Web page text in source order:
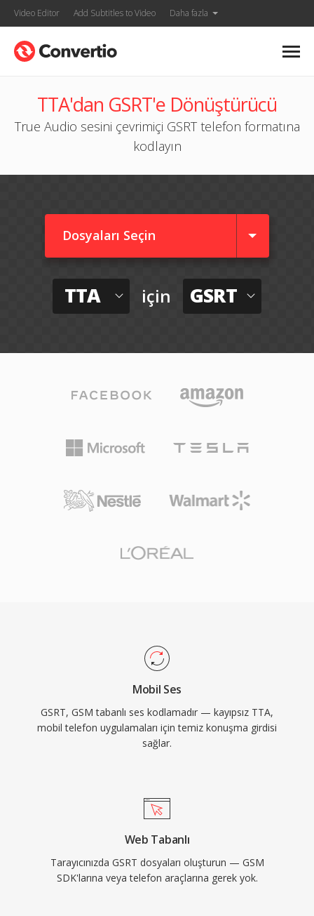
Video Editor Add Subtitles to Video Daha fazla
TTA'dan GSRT'e Dönüştürücü
True Audio sesini çevrimiçi GSRT telefon formatına
kodlayın
Dosyaları Seçin
TTA için GSRT
Mobil Ses
GSRT, GSM tabanlı ses kodlamadır — kayıpsız TTA,
mobil telefon uygulamaları için temiz konuşma girdisi
sağlar.
Web Tabanlı
Tarayıcınızda GSRT dosyaları oluşturun — GSM
SDK'larına veya telefon araçlarına gerek yok.